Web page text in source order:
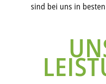
sind bei uns in